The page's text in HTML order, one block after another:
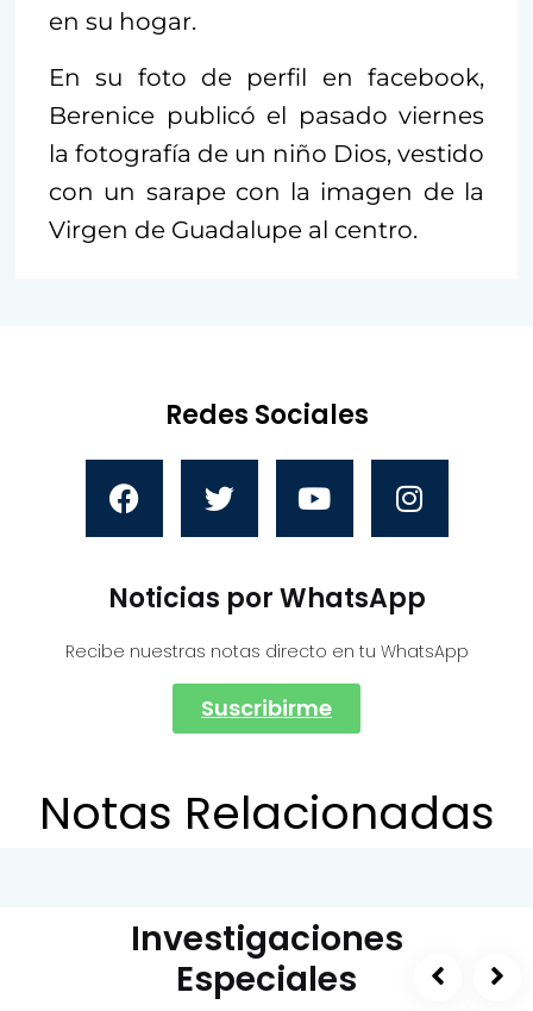
en su hogar.
En su foto de perfil en facebook,
Berenice publicó el pasado viernes
la fotografía de un niño Dios, vestido
con un sarape con la imagen de la
Virgen de Guadalupe al centro.
Redes Sociales
Noticias por WhatsApp
Recibe nuestras notas directo en tu WhatsApp
Suscribirme
Notas Relacionadas
Investigaciones
Especiales